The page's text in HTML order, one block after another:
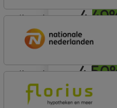
lineair
Basis
lineair
Nationale-
Nationale